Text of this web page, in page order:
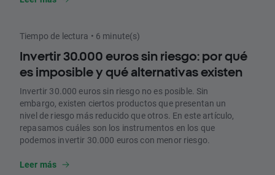
Tiempo de lectura • 6 minute(s)
Invertir 30.000 euros sin riesgo: por qué
es imposible y qué alternativas existen
Invertir 30.000 euros sin riesgo no es posible. Sin
embargo, existen ciertos productos que presentan un
nivel de riesgo más reducido que otros. En este artículo,
repasamos cuáles son los instrumentos en los que
podemos invertir 30.000 euros con menor riesgo.
Leer más